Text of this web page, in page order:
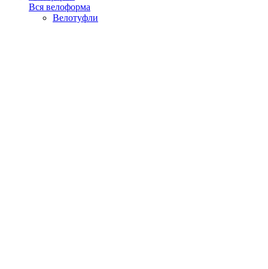
Вся велоформа
Велотуфли